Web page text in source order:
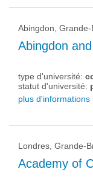
Abingdon, Grande-
Abingdon
type d'université:
statut d'université:
plus d'informations
Londres, Grande-
Academy of